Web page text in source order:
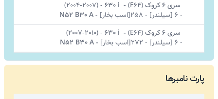
سری 6 کروک
(
E64)
-
630 i
-
(2004-2007)
-6 [سیلندر] - 258[اسب بخار] -
N52 B30 A
سری 6 کروک
(
E64)
-
630 i
-
(2007-2010)
-6 [سیلندر] - 272[اسب بخار] -
N52 B30 A
پارت نامبرها